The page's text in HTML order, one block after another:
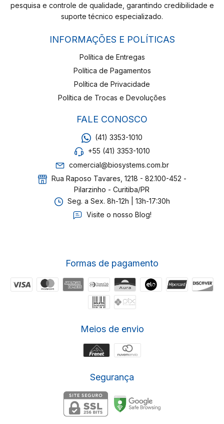
pesquisa e controle de qualidade, garantindo credibilidade e
suporte técnico especializado.
INFORMAÇÕES E POLÍTICAS
Política de Entregas
Política de Pagamentos
Política de Privacidade
Política de Trocas e Devoluções
FALE CONOSCO
(41) 3353-1010
+55 (41) 3353-1010
comercial@biosystems.com.br
Rua Raposo Tavares, 1218 - 82.100-452 -
Pilarzinho - Curitiba/PR
Seg. a Sex. 8h-12h | 13h-17:30h
Visite o nosso Blog!
Formas de pagamento
Meios de envio
Segurança